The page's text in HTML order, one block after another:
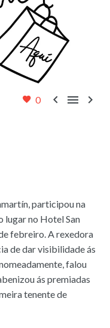
0   
participou na
lugar no Hotel San
febreiro. A rexedora
de dar visibilidade ás
falou
ás premiadas
tenente de